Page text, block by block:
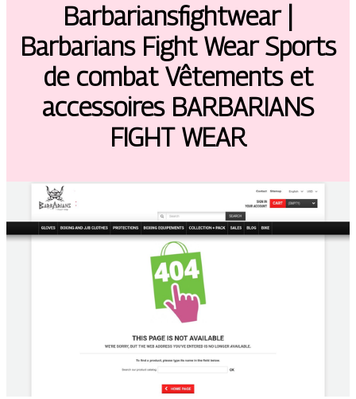
Bar­ba­riansfightwear |
Barbarians Fight Wear Sports
de combat Vêtements et
accessoires BARBARIANS
FIGHT WEAR